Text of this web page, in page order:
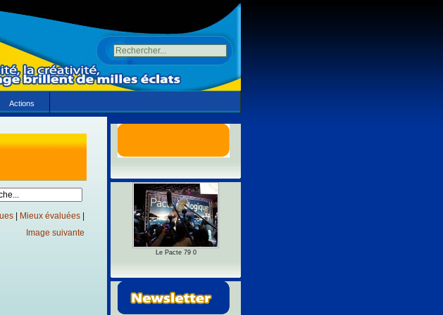
Actions
| Mieux évaluées|
Image suivante
Le Pacte 79 0